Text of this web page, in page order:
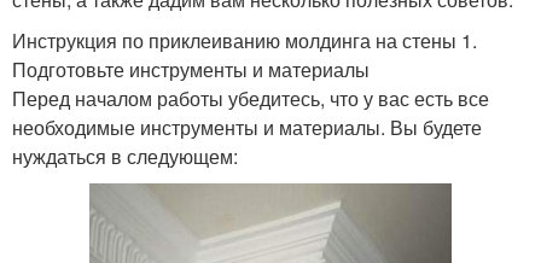
Инструкция по приклеиванию молдинга на стены 1.
Подготовьте инструменты и материалы
Перед началом работы убедитесь, что у вас есть все
необходимые инструменты и материалы. Вы будете
нуждаться в следующем: